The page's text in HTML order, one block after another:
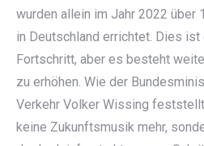
wurden allein im Jahr 2022 über
in Deutschland errichtet. Dies
Fortschritt, aber es besteht
zu erhöhen. Wie der
Verkehr Volker Wissing
keine Zukunftsmusik mehr,